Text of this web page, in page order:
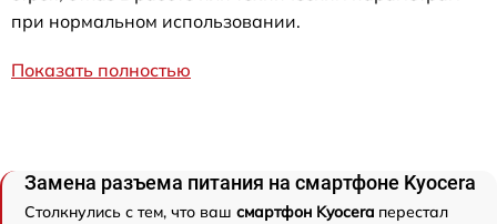
при нормальном использовании.
Показать полностью
Замена разъема питания на смартфоне Kyocera
Столкнулись с тем, что ваш смартфон Kyocera перестал